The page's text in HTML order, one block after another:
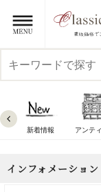
新着情報 アンテ